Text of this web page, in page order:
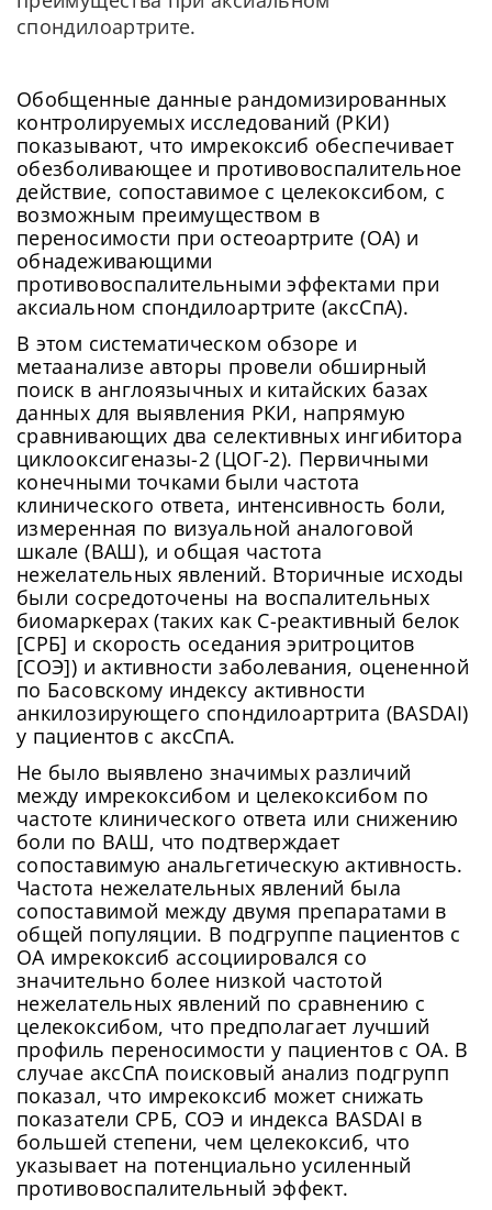
спондилоартрите.
Обобщенные данные рандомизированных
контролируемых исследований (РКИ)
показывают, что имрекоксиб обеспечивает
обезболивающее и противовоспалительное
действие, сопоставимое с целекоксибом, с
возможным преимуществом в
переносимости при остеоартрите (ОА) и
обнадеживающими
противовоспалительными эффектами при
аксиальном спондилоартрите (аксСпА).
В этом систематическом обзоре и
метаанализе авторы провели обширный
поиск в англоязычных и китайских базах
данных для выявления РКИ, напрямую
сравнивающих два селективных ингибитора
циклооксигеназы-2 (ЦОГ-2). Первичными
конечными точками были частота
клинического ответа, интенсивность боли,
измеренная по визуальной аналоговой
шкале (ВАШ), и общая частота
нежелательных явлений. Вторичные исходы
были сосредоточены на воспалительных
биомаркерах (таких как С-реактивный белок
[СРБ] и скорость оседания эритроцитов
[СОЭ]) и активности заболевания, оцененной
по Басовскому индексу активности
анкилозирующего спондилоартрита (BASDAI)
у пациентов с аксСпА.
Не было выявлено значимых различий
между имрекоксибом и целекоксибом по
частоте клинического ответа или снижению
боли по ВАШ, что подтверждает
сопоставимую анальгетическую активность.
Частота нежелательных явлений была
сопоставимой между двумя препаратами в
общей популяции. В подгруппе пациентов с
ОА имрекоксиб ассоциировался со
значительно более низкой частотой
нежелательных явлений по сравнению с
целекоксибом, что предполагает лучший
профиль переносимости у пациентов с ОА. В
случае аксСпА поисковый анализ подгрупп
показал, что имрекоксиб может снижать
показатели СРБ, СОЭ и индекса BASDAI в
большей степени, чем целекоксиб, что
указывает на потенциально усиленный
противовоспалительный эффект.